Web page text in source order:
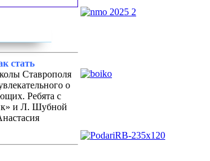
стать
Ставрополя
о
Ребята с
и Л. Шубной